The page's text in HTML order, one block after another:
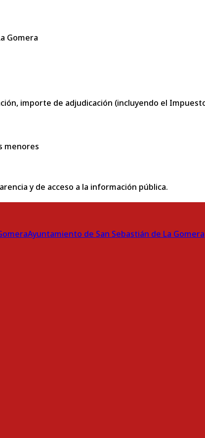
Gomera
importe de adjudicación (incluyendo el
menores
y de acceso a la información pública.
Ayuntamiento de San Sebastián de La Gomera